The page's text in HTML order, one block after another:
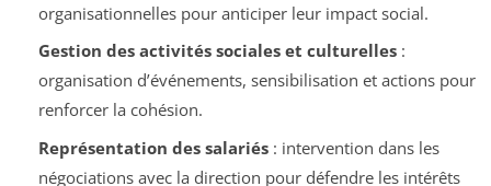
organisationnelles pour anticiper leur impact social.
Gestion des activités sociales et culturelles:
organisation d’événements, sensibilisation et actions pour
renforcer la cohésion.
Représentation des salariés: intervention dans les
négociations avec la direction pour défendre les intérêts